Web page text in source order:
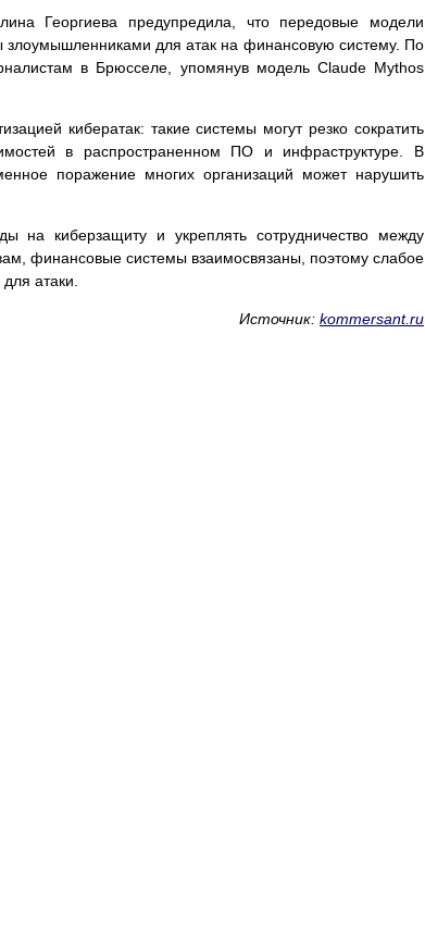
Георгиева предупредила, что передовые модели
злоумышленниками для атак на финансовую систему. По
в Брюсселе, упомянув модель Claude Mythos
кибератак: такие системы могут резко сократить
в распространенном ПО и инфраструктуре. В
поражение многих организаций может нарушить
на киберзащиту и укреплять сотрудничество между
финансовые системы взаимосвязаны, поэтому слабое
атаки.
Источник: kommersant.ru